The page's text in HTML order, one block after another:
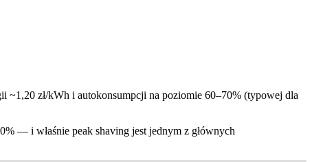
zł/kWh i autokonsumpcji na poziomie 60–70% (typowej dla
— i właśnie peak shaving jest jednym z głównych